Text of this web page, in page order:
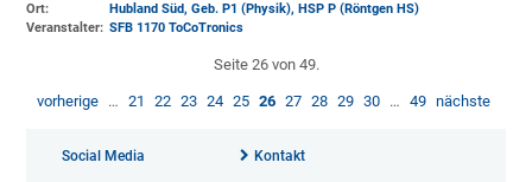
Ort:
Hubland Süd, Geb. P1 (Physik), HSP P (Röntgen HS)
Veranstalter: SFB 1170 ToCoTronics
Seite 26 von 49.
vorherige … 21 22 23 24 25 26 27 28 29 30 … 49 nächste
Social Media Kontakt